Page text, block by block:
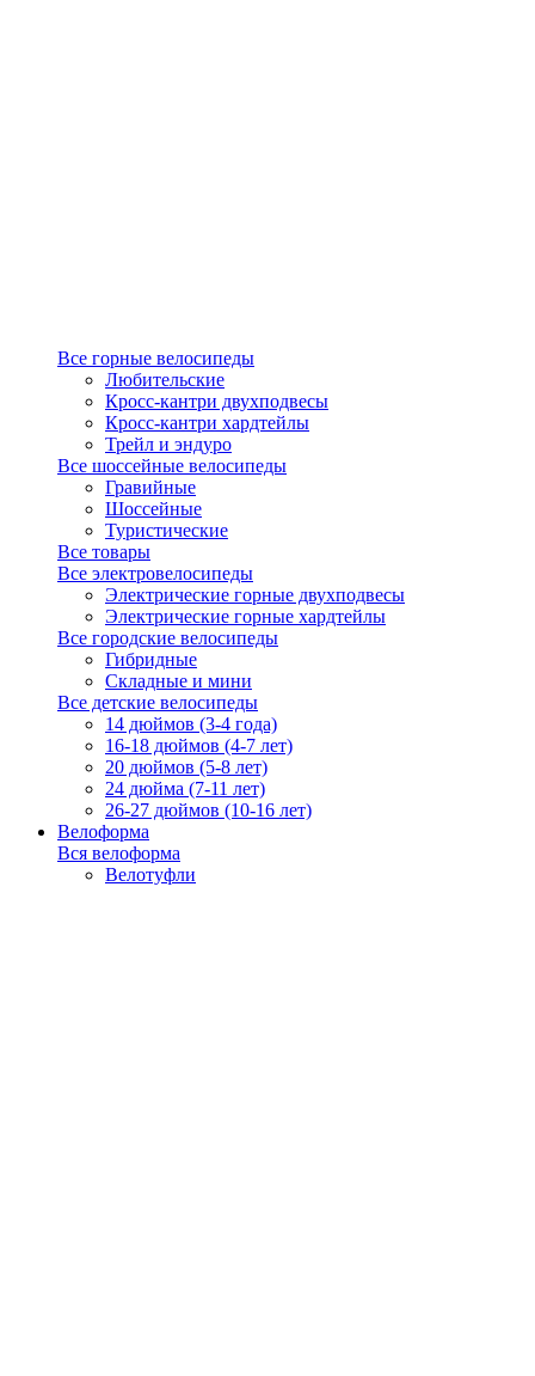
Все горные велосипеды
Любительские
Кросс-кантри двухподвесы
Кросс-кантри хардтейлы
Трейл и эндуро
Все шоссейные велосипеды
Гравийные
Шоссейные
Туристические
Все товары
Все электровелосипеды
Электрические горные двухподвесы
Электрические горные хардтейлы
Все городские велосипеды
Гибридные
Складные и мини
Все детские велосипеды
14 дюймов (3-4 года)
16-18 дюймов (4-7 лет)
20 дюймов (5-8 лет)
24 дюйма (7-11 лет)
26-27 дюймов (10-16 лет)
Велоформа
Вся велоформа
Велотуфли